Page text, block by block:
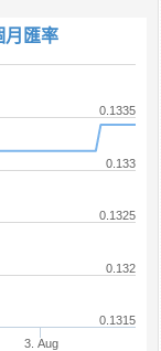
月匯率
3. Aug
0.1315
0.132
0.1325
0.133
0.1335